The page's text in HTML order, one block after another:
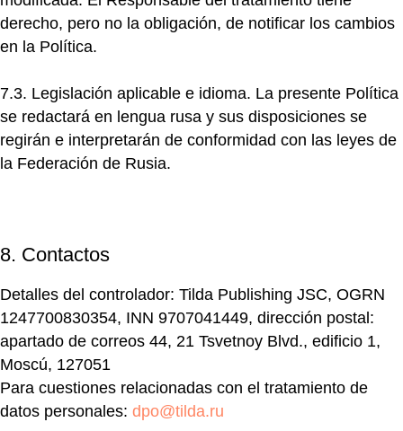
derecho, pero no la obligación, de notificar los cambios
en la Política.
7.3. Legislación aplicable e idioma. La presente Política
se redactará en lengua rusa y sus disposiciones se
regirán e interpretarán de conformidad con las leyes de
la Federación de Rusia.
8. Contactos
Detalles del controlador: Tilda Publishing JSC, OGRN
1247700830354, INN 9707041449, dirección postal:
apartado de correos 44, 21 Tsvetnoy Blvd., edificio 1,
Moscú, 127051
Para cuestiones relacionadas con el tratamiento de
datos personales: dpo@tilda.ru